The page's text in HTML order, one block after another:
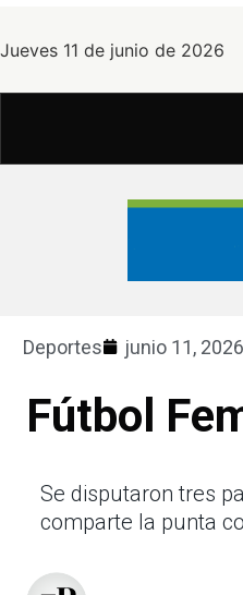
Jueves 11 de junio de 2026
Deportes junio 11, 2026
Fútbol
Se disputaron tres
comparte la punta